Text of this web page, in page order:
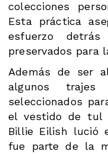
colecciones
Esta práctica
esfuerzo
preservados para
Además de ser
algunos
seleccionados
el vestido de tul
Billie Eilish lució
fue parte de la